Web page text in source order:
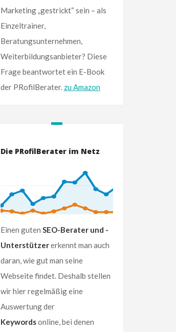
Marketing „gestrickt“ sein – als
Einzeltrainer,
Beratungsunternehmen,
Weiterbildungsanbieter? Diese
Frage beantwortet ein E-Book
der PRofilBerater. zu Amazon
Die PRofilBerater im Netz
Einen guten SEO-Berater und -
Unterstützererkennt man auch
daran, wie gut man seine
Webseite findet. Deshalb stellen
wir hier regelmäßig eine
Auswertung der
Keywordsonline, bei denen